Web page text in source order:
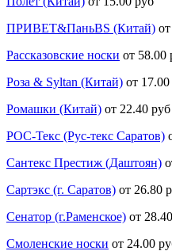
ПРИВЕТ&ПаньBS (Китай)
Рассказовские носки от 58.00
Роза & Syltan (Китай) от
Ромашки (Китай) от 22.40 руб
РОС-Текс (Рус-текс Саратов)
Сантекс Престиж (Даштоян)
Сартэкс (г. Саратов) от 26.80
Сенатор (г.Раменское) от
Смоленские носки от 24.00